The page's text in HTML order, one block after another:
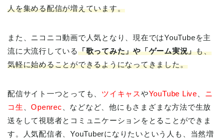
人を集める配信が増えています。
また、ニコニコ動画で人気となり、現在ではYouTubeを主
流に大流行している「歌ってみた」や「ゲーム実況」も、
気軽に始めることができるようになってきました。
配信サイト一つとっても、 ツイキャスやYouTube Live
ニ
コ生 、Openrec 、などなど、他にもさまざまな方法で生放
送をして視聴者とコミュニケーションをとることができま
す。人気配信者、YouTuberになりたいという人も、当然増